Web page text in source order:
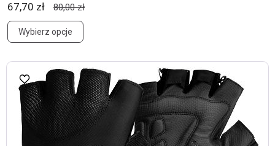
67,70 zł 80,00 zł
Wybierz opcje